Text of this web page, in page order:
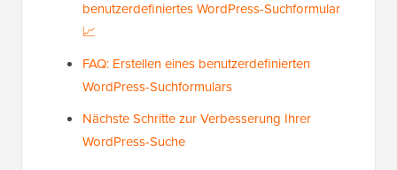
benutzerdefiniertes WordPress-Suchformular
📈
FAQ: Erstellen eines benutzerdefinierten
WordPress-Suchformulars
Nächste Schritte zur Verbesserung Ihrer
WordPress-Suche